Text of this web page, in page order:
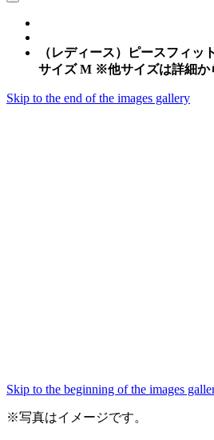
（レディース）ピースフィッ
サイズ M ※他サイズは詳細か
Skip to the end of the images gallery
Skip to the beginning of the images
※写真はイメージです。